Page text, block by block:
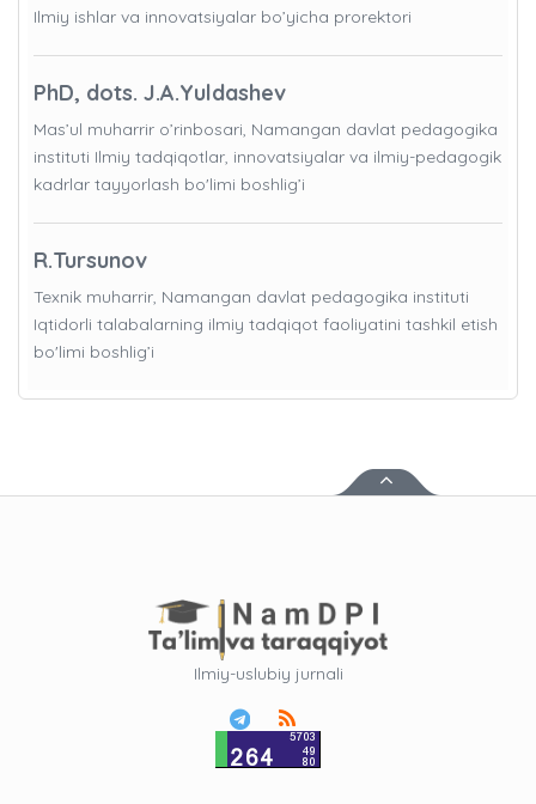
Ilmiy ishlar va innovatsiyalar bo’yicha prorektori
PhD, dots. J.A.Yuldashev
Mas’ul muharrir o’rinbosari, Namangan davlat pedagogika
instituti Ilmiy tadqiqotlar, innovatsiyalar va ilmiy-pedagogik
kadrlar tayyorlash bo'limi boshlig’i
R.Tursunov
Texnik muharrir, Namangan davlat pedagogika instituti
Iqtidorli talabalarning ilmiy tadqiqot faoliyatini tashkil etish
bo'limi boshlig’i
Ilmiy-uslubiy jurnali